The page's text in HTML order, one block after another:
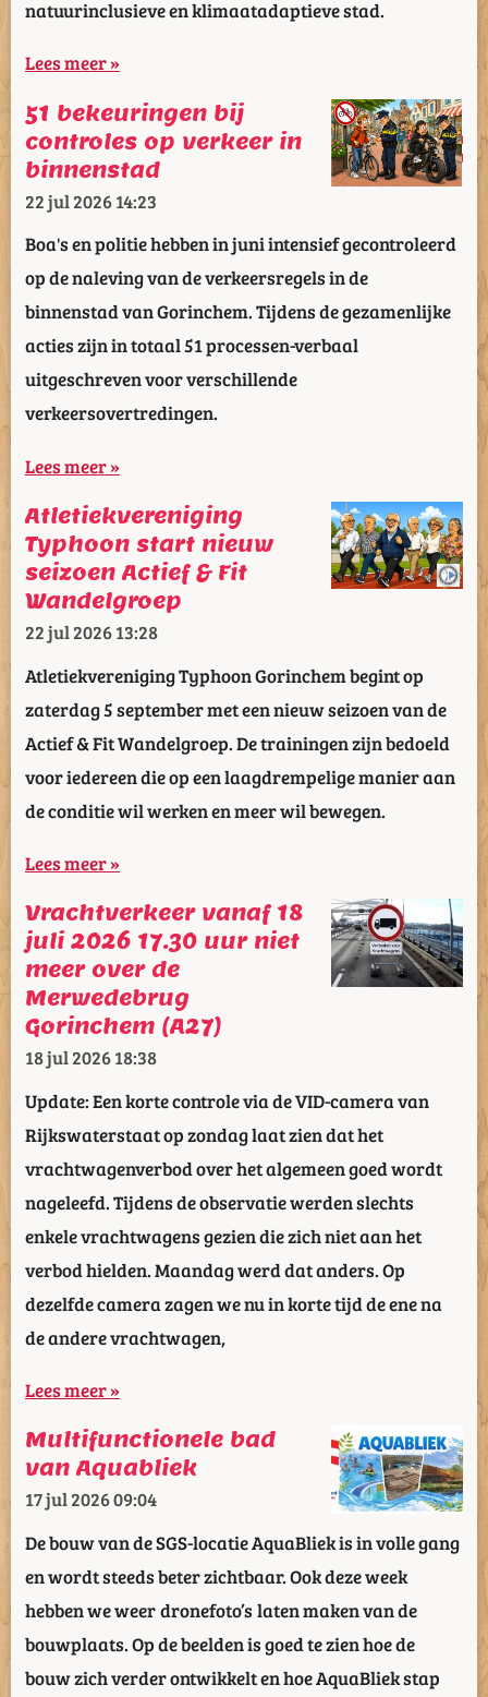
natuurinclusieve en klimaatadaptieve stad.
Lees meer »
51 bekeuringen bij
controles op verkeer in
binnenstad
22 jul 202614:23
Boa's en politie hebben in juni intensief gecontroleerd
op de naleving van de verkeersregels in de
binnenstad van Gorinchem. Tijdens de gezamenlijke
acties zijn in totaal 51 processen-verbaal
uitgeschreven voor verschillende
verkeersovertredingen.
Lees meer »
Atletiekvereniging
Typhoon start nieuw
seizoen Actief & Fit
Wandelgroep
22 jul 202613:28
Atletiekvereniging Typhoon Gorinchem begint op
zaterdag 5 september met een nieuw seizoen van de
Actief & Fit Wandelgroep. De trainingen zijn bedoeld
voor iedereen die op een laagdrempelige manier aan
de conditie wil werken en meer wil bewegen.
Lees meer »
Vrachtverkeer vanaf 18
juli 2026 17.30 uur niet
meer over de
Merwedebrug
Gorinchem (A27)
18 jul 202618:38
Update: Een korte controle via de VID-camera van
Rijkswaterstaat op zondag laat zien dat het
vrachtwagenverbod over het algemeen goed wordt
nageleefd. Tijdens de observatie werden slechts
enkele vrachtwagens gezien die zich niet aan het
verbod hielden. Maandag werd dat anders. Op
dezelfde camera zagen we nu in korte tijd de ene na
de andere vrachtwagen,
Lees meer »
Multifunctionele bad
van Aquabliek
17 jul 202609:04
De bouw van de SGS-locatie AquaBliek is in volle gang
en wordt steeds beter zichtbaar. Ook deze week
hebben we weer dronefoto’s laten maken van de
bouwplaats. Op de beelden is goed te zien hoe de
bouw zich verder ontwikkelt en hoe AquaBliek stap